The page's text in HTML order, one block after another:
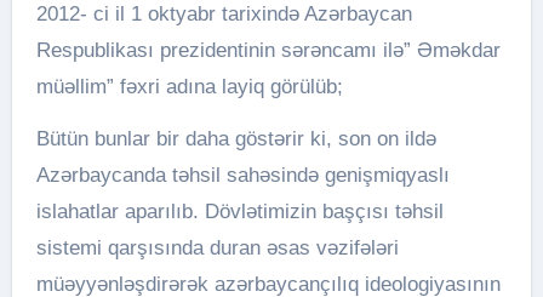
2012- ci il 1 oktyabr tarixində Azərbaycan
Respublikası prezidentinin sərəncamı ilə” Əməkdar
müəllim” fəxri adına layiq görülüb;
Bütün bunlar bir daha göstərir ki, son on ildə
Azərbaycanda təhsil sahəsində genişmiqyaslı
islahatlar aparılıb. Dövlətimizin başçısı təhsil
sistemi qarşısında duran əsas vəzifələri
müəyyənləşdirərək azərbaycançılıq ideologiyasının